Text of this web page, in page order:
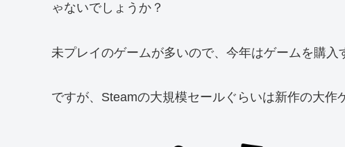
ゃないでしょうか？
未プレイのゲームが多いので、今年はゲームを購入
ですが、Steamの大規模セールぐらいは新作の大作